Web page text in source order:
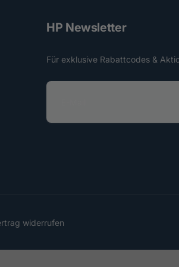
HP Newsletter
Für exklusive Rabattcodes &
E
widerrufen